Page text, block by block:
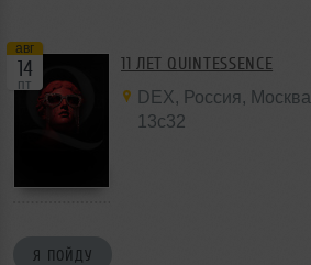
авг
14
пт
Я ПОЙДУ
11 ЛЕТ QUINTESSENCE
DEX, Россия , Москва
13с32